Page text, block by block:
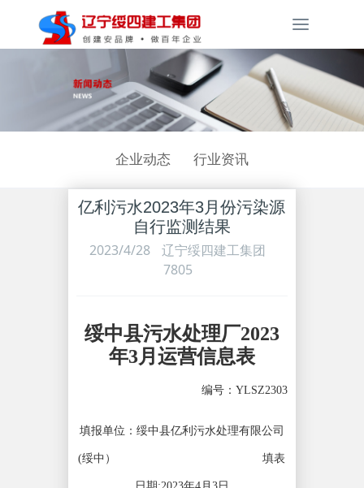
Toggle
企业动态 行业资讯
亿利污水2023年3月份污染源
自行监测结果
2023/4/28
辽宁绥四建工集团
7805
绥中县污水处理厂2023
年3月运营信息表
编号：YLSZ2303
填报单位：绥中县亿利污水处理有限公司
(绥中） 填表